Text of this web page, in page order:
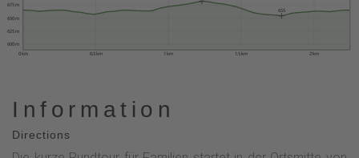
0 km 0.5 km 1 km 1.5 km 2 km
600 m
625 m
650 m
675 m
655
Information
Directions